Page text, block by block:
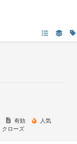
有効
人気
クローズ